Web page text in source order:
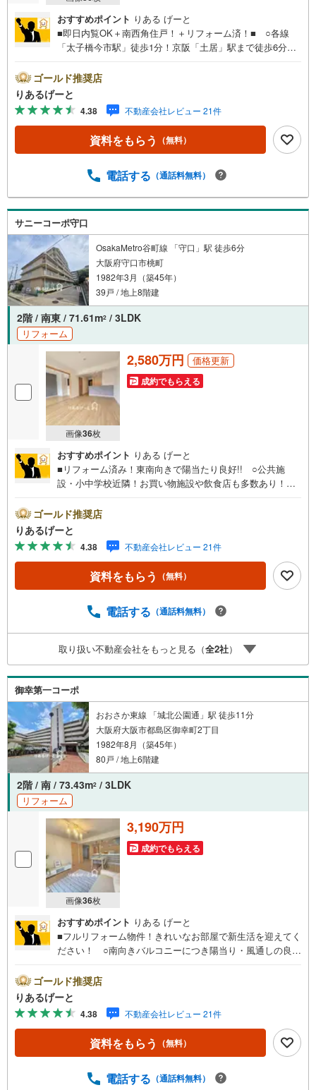
おすすめポイント りある げーと
■即日内覧OK＋南西角住戸！＋リフォーム済！■ ○各線
「太子橋今市駅」徒歩1分！京阪「土居」駅まで徒歩6分！2
エリア！周辺施設も充実の好立地！■物件検討中のお客さ
ま！ちょっと見学してみたいだけなどでも内覧可能です！
売主さまの都合等で見学ができない場合がございます。お
気軽に「りあるげーと」までお問合わせ下さい！■「りある
げーと」が選ばれるポイント！■年中休まず営業中！いつで
も対応致します！・営業時間:9:00～21:00上記の時間帯
す！■各種相談、承ります！■【無料送迎】「小さなお子さ
らい」などご相談ください！営業スタッフがご自宅に伺っ
て送迎致します！【リフォーム相談】資格を持った専門ス
タッフがお悩みに合わせてお話をうかがい、お客さまにぴ
ったりの提案を行います！■その他:物件相談、住宅ローン
相談、ご質問、気になること、何でもお気軽にご相談くだ
さい！
ゴールド推奨店
りあるげーと
4.38 不動産会社レビュー 21件
資料をもらう （無料）
電話する （通話料無料）
サニーコーポ守口
OsakaMetro谷町線 「守口」駅 徒歩6分
大阪府守口市桃町
1982年3月（築45年）
39戸 / 地上8階建
2階 / 南東 / 71.61m2 / 3LDK
リフォーム
画像36枚
2,580万円 価格更新
成約でもらえる
おすすめポイント りある げーと
■リフォーム済み！東南向きで陽当たり良好!! ○公共施
設・小中学校近隣！お買い物施設や飲食店も多数あり！毎
2沿線利用可能で通勤通学も快適！■物件検討中のお客さ
ま！ちょっと見学してみたいだけなどでも内覧可能です！
売主さまの都合等で見学ができない場合がございます。お
気軽に「りあるげーと」までお問合わせ下さい！■「りある
げーと」が選ばれるポイント！■年中休まず営業中！いつで
も対応致します！・営業時間:9:00～21:00上記の時間帯
す！■各種相談、承ります！■【無料送迎】「小さなお子さ
て送迎致します！【リフォーム相談】資格を持った専門ス
タッフがお悩みに合わせてお話をうかがい、お客さまにぴ
ったりの提案を行います！■その他:物件相談、住宅ローン
相談、ご質問、気になること、何でもお気軽にご相談くだ
さい！
ゴールド推奨店
りあるげーと
4.38 不動産会社レビュー 21件
資料をもらう （無料）
電話する （通話料無料）
取り扱い不動産会社をもっと見る（全2社）
御幸第一コーポ
おおさか東線 「城北公園通」駅 徒歩11分
大阪府大阪市都島区御幸町2丁目
1982年8月（築45年）
80戸 / 地上6階建
2階 / 南 / 73.43m2 / 3LDK
リフォーム
画像36枚
3,190万円
成約でもらえる
おすすめポイント りある げーと
■フルリフォーム物件！きれいなお部屋で新生活を迎えてく
ださい！ ○南向きバルコニーにつき陽当り・風通しの良い
く暮らしやすい立地がうれしいですね■物件検討中のお客さ
ま！ちょっと見学してみたいだけなどでも内覧可能です！
売主さまの都合等で見学ができない場合がございます。お
気軽に「りあるげーと」までお問合わせ下さい！■「りある
げーと」が選ばれるポイント！■年中休まず営業中！いつで
も対応致します！・営業時間:9:00～21:00上記の時間帯
す！■各種相談、承ります！■【無料送迎】「小さなお子さ
ゴールド推奨店
りあるげーと
4.38 不動産会社レビュー 21件
資料をもらう （無料）
電話する （通話料無料）